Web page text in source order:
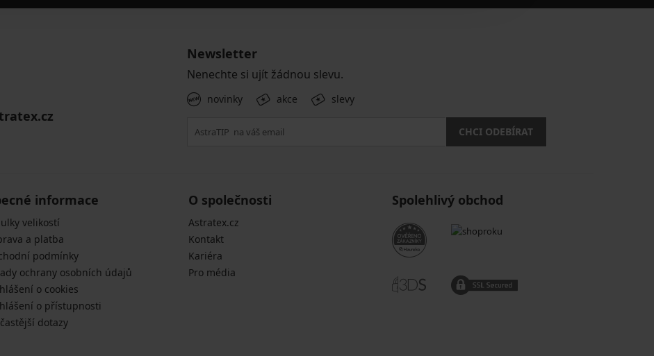
Newsletter
Nenechte si ujít žádnou slevu.
novinky akce slevy
CHCI ODEBÍRAT
informace
velikostí
a platba
podmínky
ochrany osobních údajů
o cookies
o přístupnosti
dotazy
O společnosti
Astratex.cz
Kontakt
Kariéra
Pro média
Spolehlivý obchod